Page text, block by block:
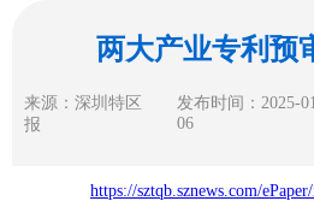
两大产业专利预
来源：深圳特区
报
发布时间：2025-
06
https://sztqb.sznews.com/